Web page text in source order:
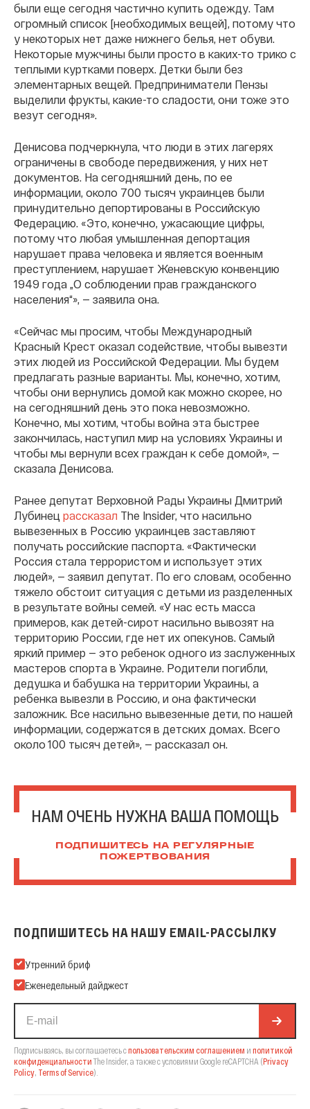
были еще сегодня частично купить одежду. Там
огромный список [необходимых вещей], потому что
у некоторых нет даже нижнего белья, нет обуви.
Некоторые мужчины были просто в каких-то трико с
теплыми куртками поверх. Детки были без
элементарных вещей. Предприниматели Пензы
выделили фрукты, какие-то сладости, они тоже это
везут сегодня».
Денисова подчеркнула, что люди в этих лагерях
ограничены в свободе передвижения, у них нет
документов. На сегодняшний день, по ее
информации, около 700 тысяч украинцев были
принудительно депортированы в Российскую
Федерацию. «Это, конечно, ужасающие цифры,
потому что любая умышленная депортация
нарушает права человека и является военным
преступлением, нарушает Женевскую конвенцию
1949 года „О соблюдении прав гражданского
населения“», — заявила она.
«Сейчас мы просим, чтобы Международный
Красный Крест оказал содействие, чтобы вывезти
этих людей из Российской Федерации. Мы будем
предлагать разные варианты. Мы, конечно, хотим,
чтобы они вернулись домой как можно скорее, но
на сегодняшний день это пока невозможно.
Конечно, мы хотим, чтобы война эта быстрее
закончилась, наступил мир на условиях Украины и
чтобы мы вернули всех граждан к себе домой», —
сказала Денисова.
Ранее депутат Верховной Рады Украины Дмитрий
Лубинец рассказал The Insider, что насильно
вывезенных в Россию украинцев заставляют
получать российские паспорта. «Фактически
Россия стала террористом и использует этих
людей», — заявил депутат. По его словам, особенно
тяжело обстоит ситуация с детьми из разделенных
в результате войны семей. «У нас есть масса
примеров, как детей-сирот насильно вывозят на
территорию России, где нет их опекунов. Самый
яркий пример — это ребенок одного из заслуженных
мастеров спорта в Украине. Родители погибли,
дедушка и бабушка на территории Украины, а
ребенка вывезли в Россию, и она фактически
заложник. Все насильно вывезенные дети, по нашей
информации, содержатся в детских домах. Всего
около 100 тысяч детей», — рассказал он.
НАМ ОЧЕНЬ НУЖНА ВАША ПОМОЩЬ
ПОДПИШИТЕСЬ НА РЕГУЛЯРНЫЕ
ПОЖЕРТВОВАНИЯ
ПОДПИШИТЕСЬ НА НАШУ EMAIL-РАССЫЛКУ
Подпишитесь на нашу Email-рассылку
Утренний бриф
Еженедельный дайджест
Подписываясь, вы соглашаетесь спользовательским соглашением и политикой
конфиденциальности The Insider, а также с условиями Google reCAPTCHA (Privacy
Policy Terms of Service).